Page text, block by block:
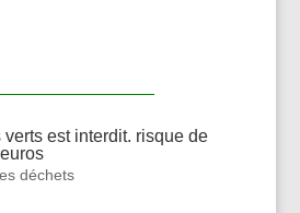
est interdit. risque de
déchets